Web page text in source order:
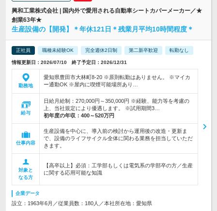
興和工業株式会社 | 国内外で愛用される自動車シートカバーメーカー／★
創業63年★
生産設備の【開発】＊年休121日＊残業月平均10時間程度＊
正社員 職種未経験OK 完全週休2日制 第二新卒歓迎 転勤なし
情報更新日：2026/07/10 終了予定日：2026/12/31
勤務地
愛知県豊田市大林町8-20 ※原則転勤はありません。 ※マイカ
ー通勤OK ※屋内に喫煙可能場所あり…
給与
日給月給制：270,000円～350,000円 ※経験、能力等を考慮の
上、当社規定により優遇します。 ※試用期間3…
初年度の年収： 400～520万円
仕事内容
生産設備を中心に、導入前の検討から運用後の改造・更新ま
で、設備のライフサイクル全体に関わる業務を担当していただ
きます。
対象と
なる方
【高卒以上】必須：工学部もしくは電気系の学部卒の方／生産
に関する応用可能な知識
企業データ
設立：1963年6月／従業員数：180人／本社所在地：愛知県